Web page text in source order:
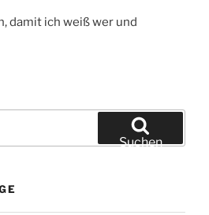
damit ich weiß wer und
Suchen